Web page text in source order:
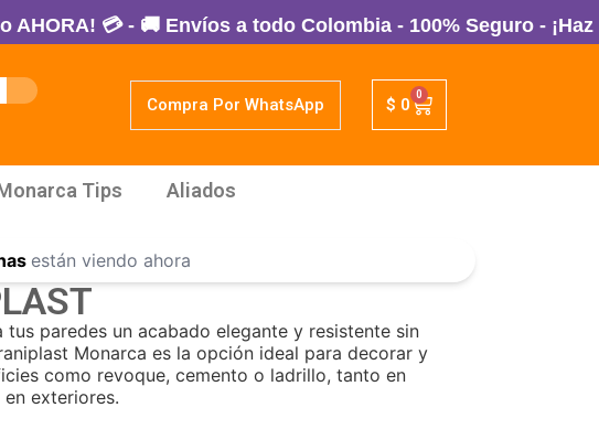
💳 - 🚚 Envíos a todo Colombia - 100% Seguro - ¡Haz tu
Compra Por WhatsApp $ 0 0
Tips Aliados
están viendo ahora
tus paredes un acabado elegante y resistente sin
Monarca es la opción ideal para decorar y
como revoque, cemento o ladrillo, tanto en
exteriores.